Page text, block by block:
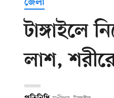
জেলা
টাঙ্গাইলে
লাশ,